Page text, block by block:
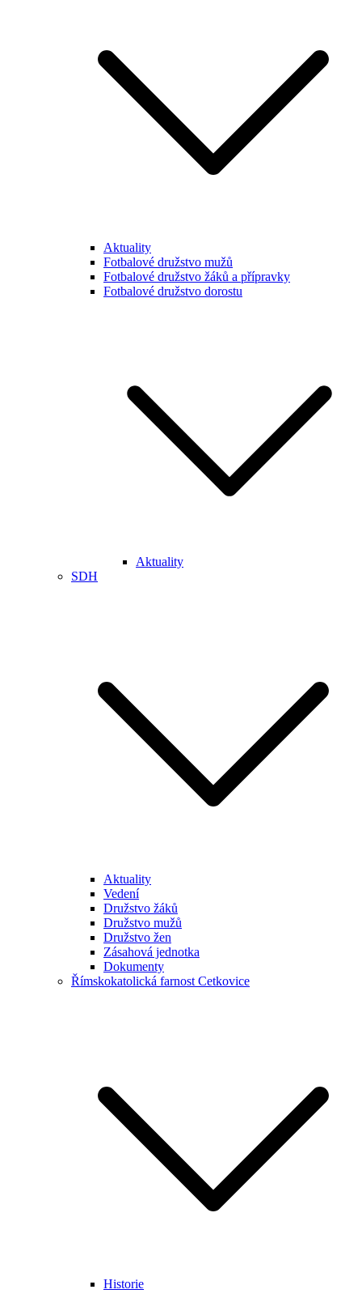
Aktuality
Fotbalové družstvo mužů
Fotbalové družstvo žáků a přípravky
Fotbalové družstvo dorostu
Aktuality
SDH
Aktuality
Vedení
Družstvo žáků
Družstvo mužů
Družstvo žen
Zásahová jednotka
Dokumenty
Římskokatolická farnost Cetkovice
Historie